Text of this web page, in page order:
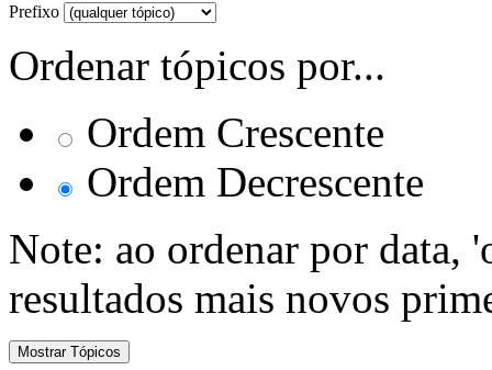
Prefixo
Ordenar tópicos por...
Ordem Crescente
Ordem Decrescente
Note: ao ordenar por data,
resultados mais novos